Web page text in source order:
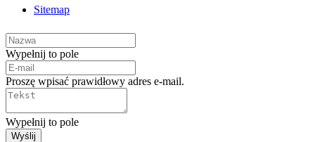
Sitemap
Wypełnij to pole
Proszę wpisać prawidłowy adres e-mail.
Wypełnij to pole
Wyślij